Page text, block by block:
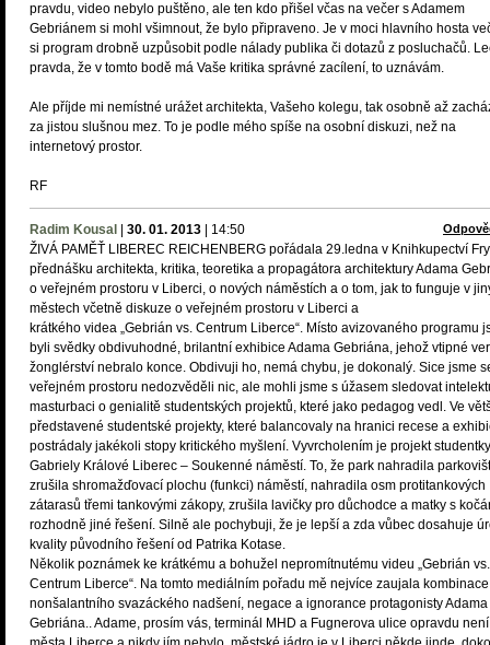
pravdu, video nebylo puštěno, ale ten kdo přišel včas na večer s Adamem
Gebriánem si mohl všimnout, že bylo připraveno. Je v moci hlavního hosta
si program drobně uzpůsobit podle nálady publika či dotazů z posluchačů.
pravda, že v tomto bodě má Vaše kritika správné zacílení, to uznávám.
Ale příjde mi nemístné urážet architekta, Vašeho kolegu, tak osobně až
za jistou slušnou mez. To je podle mého spíše na osobní diskuzi, než na
internetový prostor.
RF
Radim Kousal 30. 01. 2013 14:50
ŽIVÁ PAMĚŤ LIBEREC REICHENBERG pořádala 29.ledna v Knihkupectví
přednášku architekta, kritika, teoretika a propagátora architektury Adama
o veřejném prostoru v Liberci, o nových náměstích a o tom, jak to funguje v
městech včetně diskuze o veřejném prostoru v Liberci a
krátkého videa „Gebrián vs. Centrum Liberce“. Místo avizovaného programu
byli svědky obdivuhodné, brilantní exhibice Adama Gebriána, jehož vtipné
žonglérství nebralo konce. Obdivuji ho, nemá chybu, je dokonalý. Sice jsme
veřejném prostoru nedozvěděli nic, ale mohli jsme s úžasem sledovat
masturbaci o genialitě studentských projektů, které jako pedagog vedl. Ve
představené studentské projekty, které balancovaly na hranici recese a
postrádaly jakékoli stopy kritického myšlení. Vyvrcholením je projekt studentky
Gabriely Králové Liberec – Soukenné náměstí. To, že park nahradila
zrušila shromažďovací plochu (funkci) náměstí, nahradila osm protitankových
zátarasů třemi tankovými zákopy, zrušila lavičky pro důchodce a matky s
rozhodně jiné řešení. Silně ale pochybuji, že je lepší a zda vůbec dosahuje
kvality původního řešení od Patrika Kotase.
Několik poznámek ke krátkému a bohužel nepromítnutému videu „Gebrián vs.
Centrum Liberce“. Na tomto mediálním pořadu mě nejvíce zaujala kombinace
nonšalantního svazáckého nadšení, negace a ignorance protagonisty Adama
Gebriána.. Adame, prosím vás, terminál MHD a Fugnerova ulice opravdu